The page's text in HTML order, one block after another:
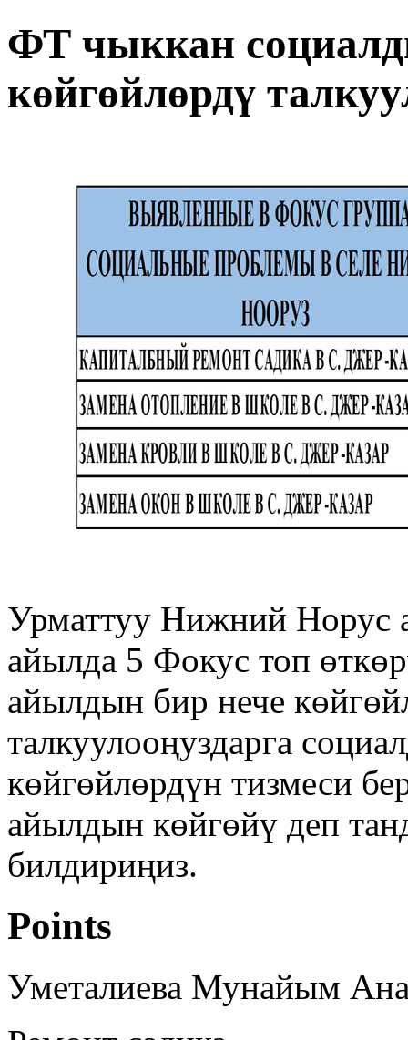
ФТ чыккан
көйгөйлөрдү
Урматтуу Нижний Норус
айылда 5 Фокус топ
айылдын бир нече
талкуулооңуздарга
көйгөйлөрдүн тизмеси
айылдын көйгөйү деп
билдириңиз.
Points
Уметалиева Мунайым